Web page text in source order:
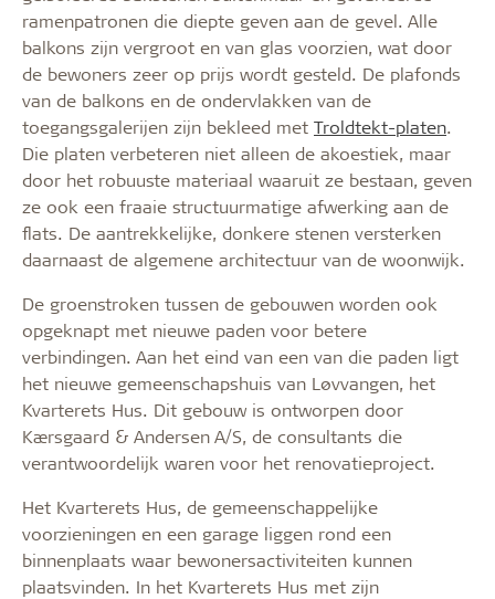
ramenpatronen die diepte geven aan de gevel. Alle
balkons zijn vergroot en van glas voorzien, wat door
de bewoners zeer op prijs wordt gesteld. De plafonds
van de balkons en de ondervlakken van de
toegangsgalerijen zijn bekleed met Troldtekt-platen.
Die platen verbeteren niet alleen de akoestiek, maar
door het robuuste materiaal waaruit ze bestaan, geven
ze ook een fraaie structuurmatige afwerking aan de
flats. De aantrekkelijke, donkere stenen versterken
daarnaast de algemene architectuur van de woonwijk.
De groenstroken tussen de gebouwen worden ook
opgeknapt met nieuwe paden voor betere
verbindingen. Aan het eind van een van die paden ligt
het nieuwe gemeenschapshuis van Løvvangen, het
Kvarterets Hus. Dit gebouw is ontworpen door
Kærsgaard & Andersen A/S, de consultants die
verantwoordelijk waren voor het renovatieproject.
Het Kvarterets Hus, de gemeenschappelijke
voorzieningen en een garage liggen rond een
binnenplaats waar bewonersactiviteiten kunnen
plaatsvinden. In het Kvarterets Hus met zijn